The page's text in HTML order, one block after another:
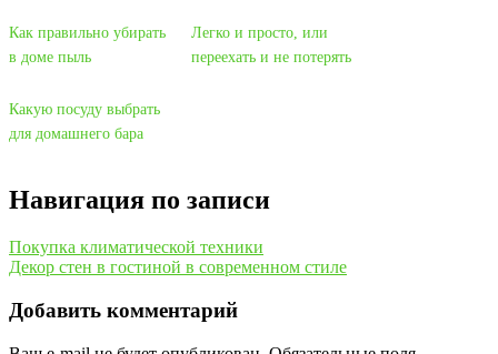
Как правильно убирать
в доме пыль
Легко и просто, или
переехать и не потерять
Какую посуду выбрать
для домашнего бара
Навигация по записи
Покупка климатической техники
Декор стен в гостиной в современном стиле
Добавить комментарий